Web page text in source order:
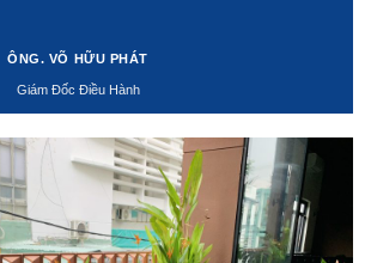
ÔNG. VÕ HỮU PHÁT
Giám Đốc Điều Hành